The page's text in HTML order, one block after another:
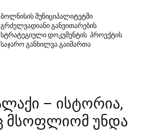
ბოლნისის მუნიციპალიტეტში
გრძელვადიანი განვითარების
სტრატეგიული დოკუმენტის პროექტის
საჯარო განხილვა გაიმართა